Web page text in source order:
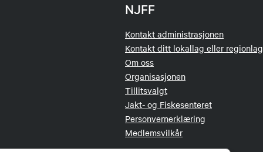
NJFF
Kontakt administrasjonen
Kontakt ditt lokallag eller regionlag
Om oss
Organisasjonen
Tillitsvalgt
Jakt- og Fiskesenteret
Personvernerklæring
Medlemsvilkår